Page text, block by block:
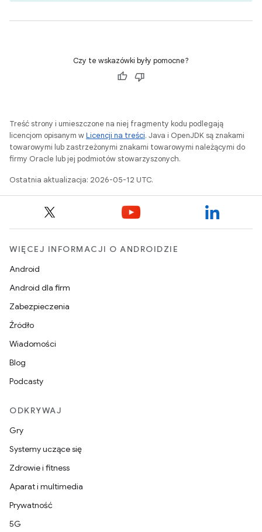
Czy te wskazówki były pomocne?
Treść strony i umieszczone na niej fragmenty kodu podlegają
licencjom opisanym wLicencji na treści. Java i OpenJDK są znakami
towarowymi lub zastrzeżonymi znakami towarowymi należącymi do
firmy Oracle lub jej podmiotów stowarzyszonych.
Ostatnia aktualizacja: 2026-05-12 UTC.
WIĘCEJ INFORMACJI O ANDROIDZIE
Android
Android dla firm
Zabezpieczenia
Źródło
Wiadomości
Blog
Podcasty
ODKRYWAJ
Gry
Systemy uczące się
Zdrowie i fitness
Aparat i multimedia
Prywatność
5G